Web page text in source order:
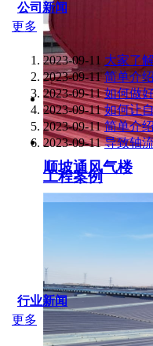
顺坡通风气楼
工程案例
公司新闻
更多
2023-09-11 大家了
2023-09-11 简单介
2023-09-11 如何做
2023-09-11 如何让
2023-09-11 简单介
2023-09-11 导致轴
行业新闻
更多